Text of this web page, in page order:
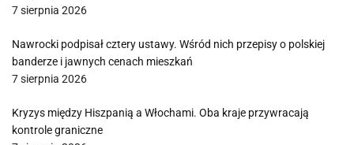
7 sierpnia 2026
Nawrocki podpisał cztery ustawy. Wśród nich przepisy o polskiej
banderze i jawnych cenach mieszkań
7 sierpnia 2026
Kryzys między Hiszpanią a Włochami. Oba kraje przywracają
kontrole graniczne